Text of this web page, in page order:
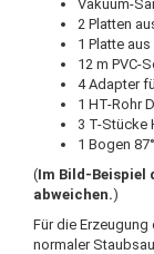
Vakuum-
2 Platten
1 Platte
12 m PVC-
4 Adapter
1 HT-Rohr
3 T-Stücke
1 Bogen
(Im Bild-
abweichen.)
Für die
normaler